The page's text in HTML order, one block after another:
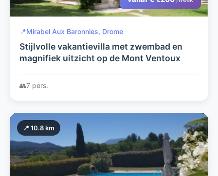
📍Mirabel Aux Baronnies, Drome
Stijlvolle vakantievilla met zwembad en
magnifiek uitzicht op de Mont Ventoux
👥7 pers.
📍 10.8 km